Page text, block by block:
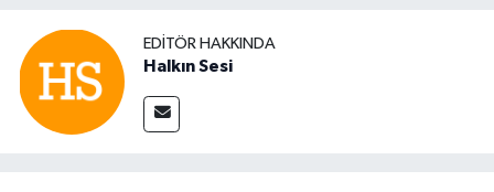
EDITÖR HAKKINDA
Halkın Sesi